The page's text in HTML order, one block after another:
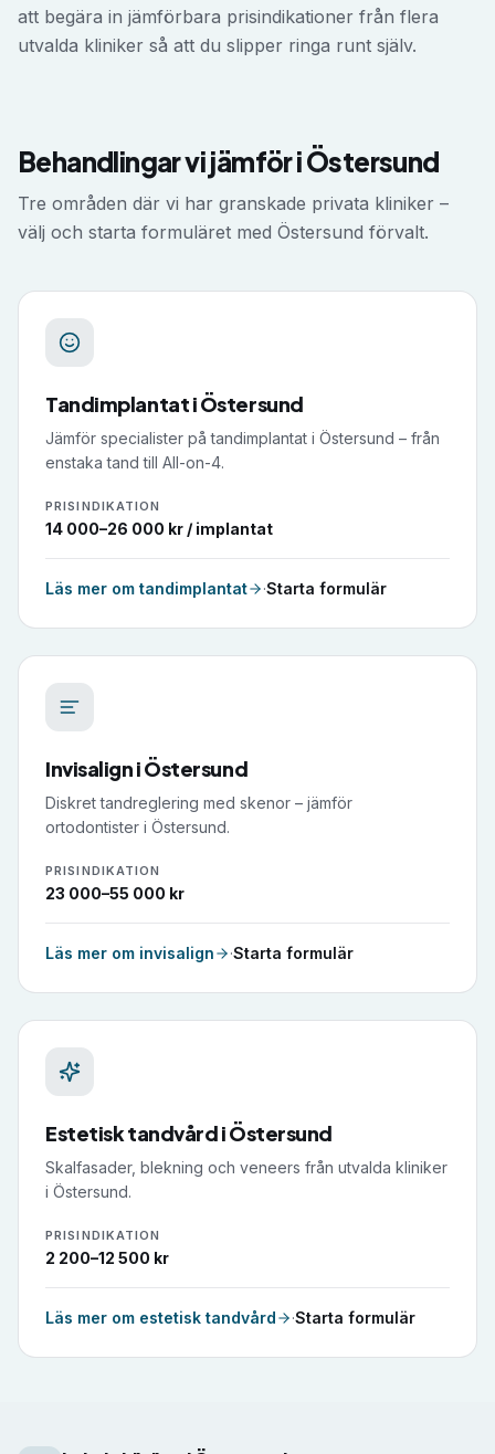
att begära in jämförbara prisindikationer från flera
utvalda kliniker så att du slipper ringa runt själv.
Behandlingar vi jämför iÖstersund
Tre områden där vi har granskade privata kliniker –
välj och starta formuläret med Östersund förvalt.
TandimplantatiÖstersund
Jämför specialister på tandimplantat i Östersund – från
enstaka tand till All-on-4.
PRISINDIKATION
14 000–26 000 kr / implantat
Läs mer om tandimplantat ·Starta formulär
InvisaligniÖstersund
Diskret tandreglering med skenor – jämför
ortodontister i Östersund.
PRISINDIKATION
23 000–55 000 kr
Läs mer om invisalign ·Starta formulär
Estetisk tandvårdiÖstersund
Skalfasader, blekning och veneers från utvalda kliniker
i Östersund.
PRISINDIKATION
2 200–12 500 kr
Läs mer om estetisk tandvård ·Starta formulär